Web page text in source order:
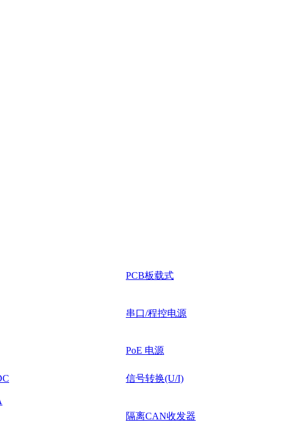
PCB板载式
串口/程控电源
PoE 电源
信号转换(U/I)
隔离CAN收发器